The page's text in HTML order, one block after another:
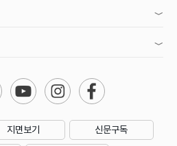
지면보기 신문구독